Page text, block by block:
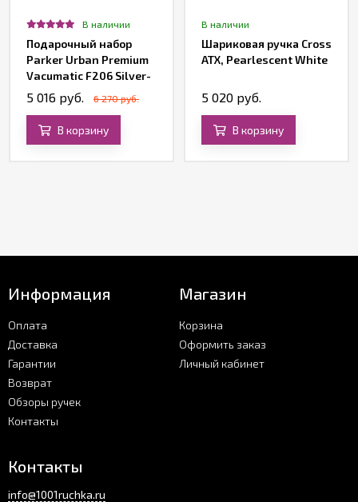
В наличии
Подарочный набор
Parker Urban Premium
Vacumatic F206 Silver-
Blue Pearl (ручка
перьевая, блокнот)
5 016 руб. 6 270 руб.
В корзину
В наличии
Шариковая ручка Cross
ATX, Pearlescent White
5 020 руб.
В корзину
Информация
Оплата
Доставка
Гарантии
Возврат
Обзоры ручек
Контакты
Магазин
Корзина
Оформить заказ
Личный кабинет
Контакты
info@1001ruchka.ru